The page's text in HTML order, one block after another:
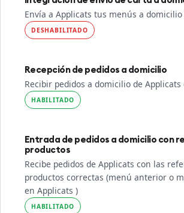
Envía a Applicats tus menús a
DESHABILITADO
Recepción de pedidos a domicilio
Recibir pedidos a domicilio de
HABILITADO
Entrada de pedidos a domicilio con
productos
Recibe pedidos de Applicats con las
productos correctas (menú anterior o
en Applicats )
HABILITADO